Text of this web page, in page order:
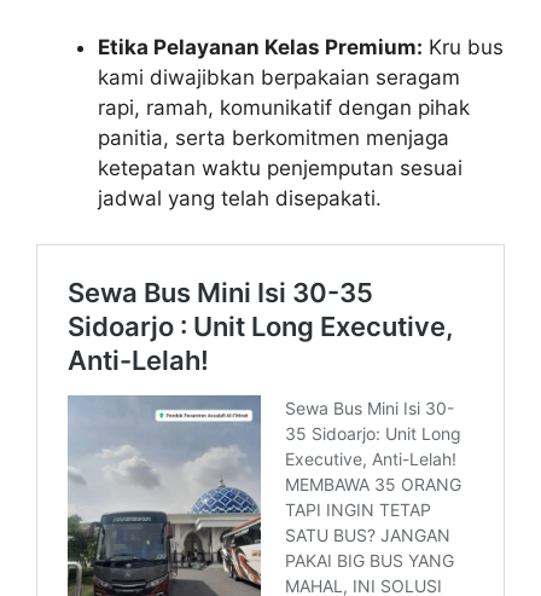
Etika Pelayanan Kelas Premium: Kru bus
kami diwajibkan berpakaian seragam
rapi, ramah, komunikatif dengan pihak
panitia, serta berkomitmen menjaga
ketepatan waktu penjemputan sesuai
jadwal yang telah disepakati.